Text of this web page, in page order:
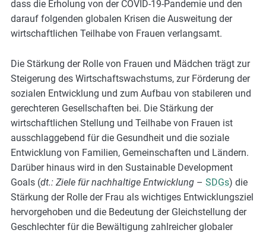
dass die Erholung von der COVID-19-Pandemie und den
darauf folgenden globalen Krisen die Ausweitung der
wirtschaftlichen Teilhabe von Frauen verlangsamt.
Die Stärkung der Rolle von Frauen und Mädchen trägt zur
Steigerung des Wirtschaftswachstums, zur Förderung der
sozialen Entwicklung und zum Aufbau von stabileren und
gerechteren Gesellschaften bei. Die Stärkung der
wirtschaftlichen Stellung und Teilhabe von Frauen ist
ausschlaggebend für die Gesundheit und die soziale
Entwicklung von Familien, Gemeinschaften und Ländern.
Darüber hinaus wird in den Sustainable Development
Goals (dt.: Ziele für nachhaltige Entwicklung– SDGs) die
Stärkung der Rolle der Frau als wichtiges Entwicklungsziel
hervorgehoben und die Bedeutung der Gleichstellung der
Geschlechter für die Bewältigung zahlreicher globaler